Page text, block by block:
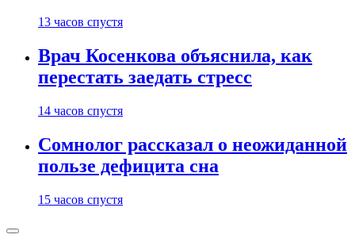
13 часов спустя
Врач Косенкова объяснила, как
перестать заедать стресс
14 часов спустя
Сомнолог рассказал о неожиданной
пользе дефицита сна
15 часов спустя